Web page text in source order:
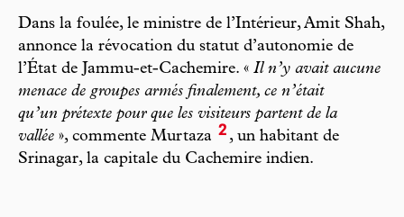
Dans la foulée, le ministre de l’Intérieur, Amit Shah,
annonce la révocation du statut d’autonomie de
l’État de Jammu-et-Cachemire. « Il n’y avait aucune
menace de groupes armés finalement, ce n’était
qu’un prétexte pour que les visiteurs partent de la
vallée », commente Murtaza 2 , un habitant de
Srinagar, la capitale du Cachemire indien.